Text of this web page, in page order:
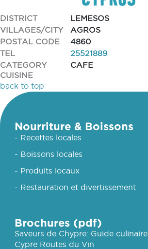
DISTRICT
LEMESOS
VILLAGES/CITY
AGROS
POSTAL CODE
4860
TEL
25521889
CATEGORY
CAFE
CUISINE
back to top
Nourriture & Boissons
- Recettes locales
- Boissons locales
- Produits locaux
- Restauration et divertissement
Brochures (pdf)
Saveurs de Chypre: Guide culinaire
Cypre Routes du Vin